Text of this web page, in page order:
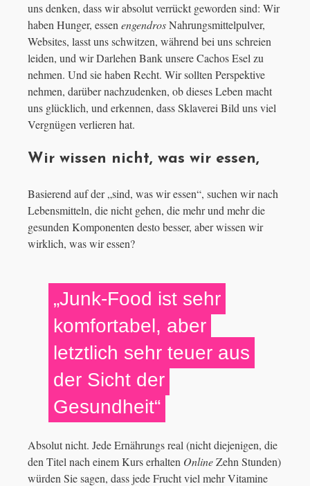
uns denken, dass wir absolut verrückt geworden sind: Wir
haben Hunger, essen engendrosNahrungsmittelpulver,
Websites, lasst uns schwitzen, während bei uns schreien
leiden, und wir Darlehen Bank unsere Cachos Esel zu
nehmen. Und sie haben Recht. Wir sollten Perspektive
nehmen, darüber nachzudenken, ob dieses Leben macht
uns glücklich, und erkennen, dass Sklaverei Bild uns viel
Vergnügen verlieren hat.
Wir wissen nicht, was wir essen,
Basierend auf der „sind, was wir essen“, suchen wir nach
Lebensmitteln, die nicht gehen, die mehr und mehr die
gesunden Komponenten desto besser, aber wissen wir
wirklich, was wir essen?
„Junk-Food ist sehr
komfortabel, aber
letztlich sehr teuer aus
der Sicht der
Gesundheit“
Absolut nicht. Jede Ernährungs real (nicht diejenigen, die
den Titel nach einem Kurs erhalten OnlineZehn Stunden)
würden Sie sagen, dass jede Frucht viel mehr Vitamine